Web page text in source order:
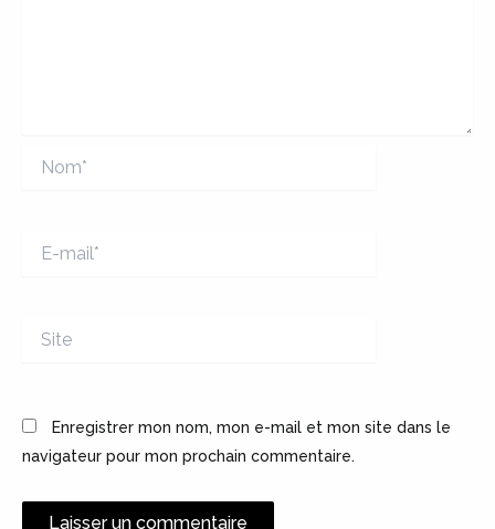
mail*
Enregistrer mon nom, mon e-mail et mon site dans le
navigateur pour mon prochain commentaire.